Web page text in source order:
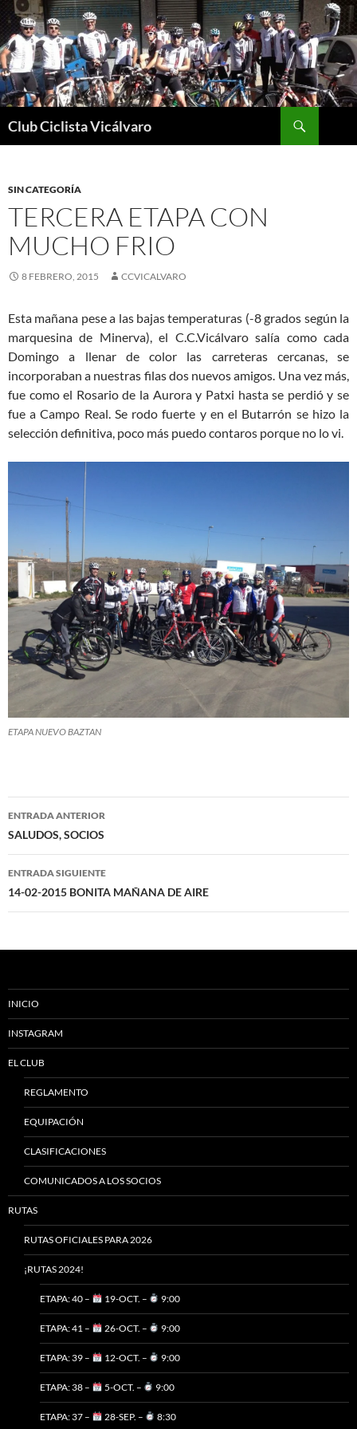
Saltar
al
contenido
Club Ciclista Vicálvaro
SIN CATEGORÍA
TERCERA ETAPA CON
MUCHO FRIO
8 FEBRERO, 2015 CCVICALVARO
Esta mañana pese a las bajas temperaturas (-8 grados según la
marquesina de Minerva), el C.C.Vicálvaro salía como cada
Domingo a llenar de color las carreteras cercanas, se
incorporaban a nuestras filas dos nuevos amigos. Una vez más,
fue como el Rosario de la Aurora y Patxi hasta se perdió y se
fue a Campo Real. Se rodo fuerte y en el Butarrón se hizo la
selección definitiva, poco más puedo contaros porque no lo vi.
ETAPA NUEVO BAZTAN
Navegación
de
entradas
ENTRADA ANTERIOR
SALUDOS, SOCIOS
ENTRADA SIGUIENTE
14-02-2015 BONITA MAÑANA DE AIRE
INICIO
INSTAGRAM
EL CLUB
REGLAMENTO
EQUIPACIÓN
CLASIFICACIONES
COMUNICADOS A LOS SOCIOS
RUTAS
RUTAS OFICIALES PARA 2026
¡RUTAS 2024!
ETAPA: 40 – 19-OCT. – 9:00
ETAPA: 41 – 26-OCT. – 9:00
ETAPA: 39 – 12-OCT. – 9:00
ETAPA: 38 – 5-OCT. – 9:00
ETAPA: 37 – 28-SEP. – 8:30